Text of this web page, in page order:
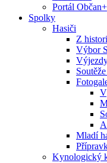
Portál Občan+
Spolky
Hasiči
Z
Výbor
Mladí
Kynologický